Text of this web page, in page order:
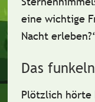
eine wichtige
Nacht
Das
Plötzlich hörte